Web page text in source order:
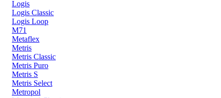
Logis
Logis Classic
Logis Loop
M71
Metaflex
Metris
Metris Classic
Metris Puro
Metris S
Metris Select
Metropol